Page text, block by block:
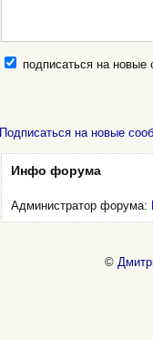
подписаться на
Подписаться на новые
Инфо форума
Администратор форума:
©